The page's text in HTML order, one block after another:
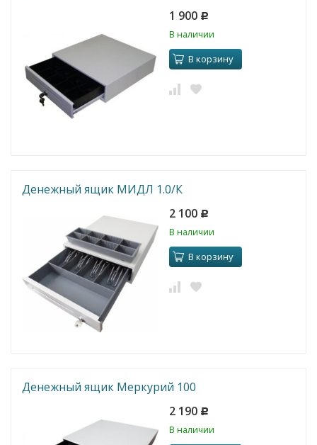
1 900 Р
В наличии
В корзину
Денежный ящик МИДЛ 1.0/К
2 100 Р
В наличии
В корзину
Денежный ящик Меркурий 100
2 190 Р
В наличии